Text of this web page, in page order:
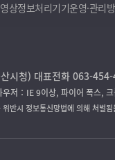
영상정보처리기기운영·관리
시청) 대표전화 063-
저：IE 9이상, 파이어 폭스,
반시 정보통신망법에 의해 처벌